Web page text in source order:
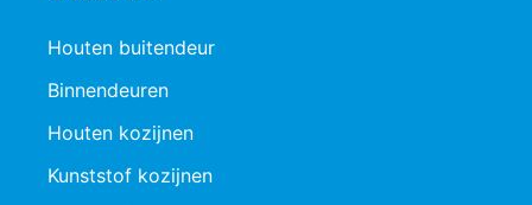
Houten buitendeur
Binnendeuren
Houten kozijnen
Kunststof kozijnen